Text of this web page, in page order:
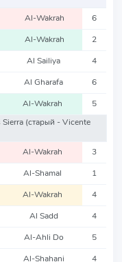
Al-Wakrah 6
Al-Wakrah 2
Al Sailiya 4
Al Gharafa 6
Al-Wakrah
5
Sierra (старый - Vicente
Al-Wakrah 3
Al-Shamal 1
Al-Wakrah 4
Al Sadd 4
Al-Ahli Do 5
Al-Shahani 4